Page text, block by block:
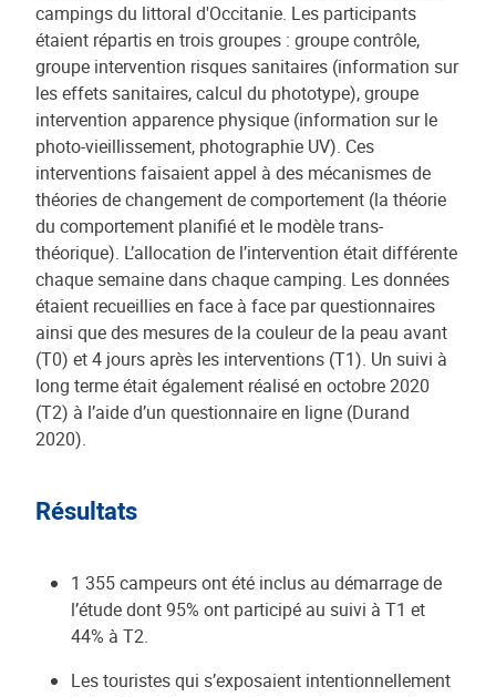
campings du littoral d'Occitanie. Les participants
étaient répartis en trois groupes : groupe contrôle,
groupe intervention risques sanitaires (information sur
les effets sanitaires, calcul du phototype), groupe
intervention apparence physique (information sur le
photo-vieillissement, photographie UV). Ces
interventions faisaient appel à des mécanismes de
théories de changement de comportement (la théorie
du comportement planifié et le modèle trans-
théorique). L’allocation de l’intervention était différente
chaque semaine dans chaque camping. Les données
étaient recueillies en face à face par questionnaires
ainsi que des mesures de la couleur de la peau avant
(T0) et 4 jours après les interventions (T1). Un suivi à
long terme était également réalisé en octobre 2020
(T2) à l’aide d’un questionnaire en ligne (Durand
2020).
Résultats
1 355 campeurs ont été inclus au démarrage de
l’étude dont 95% ont participé au suivi à T1 et
44% à T2.
Les touristes qui s’exposaient intentionnellement